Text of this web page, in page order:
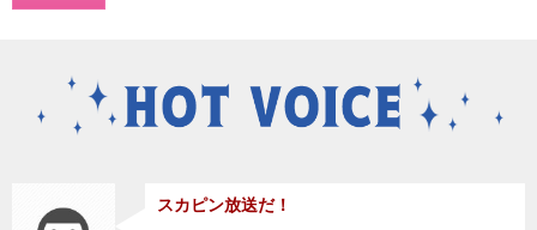
スカピン放送だ！